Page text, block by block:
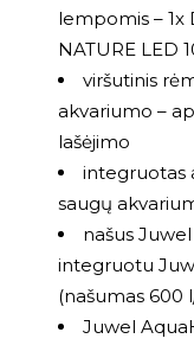
lempomis – 1x
NATURE LED
viršutinis
akvariumo –
lašėjimo
integruotas
saugų
našus
integruotu
(našumas 600
Juwel